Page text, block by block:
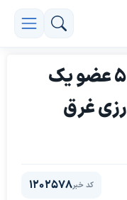
حادثه تلخ در کوهرنگ / ۵ عضو یک
غرق
کد خبر1202578